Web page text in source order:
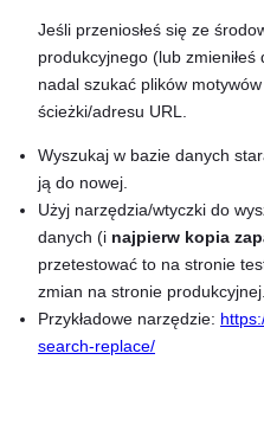
Jeśli przeniosłeś się ze
produkcyjnego (lub
nadal szukać plików
ścieżki/adresu URL.
Wyszukaj w bazie danych
ją do nowej.
Użyj narzędzia/wtyczki do
danych (i najpierw kopia
przetestować to na stronie
zmian na stronie produkcyjnej.
Przykładowe narzędzie:
search-replace/